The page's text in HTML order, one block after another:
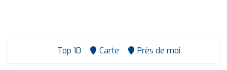
Top 10 Carte Près de moi